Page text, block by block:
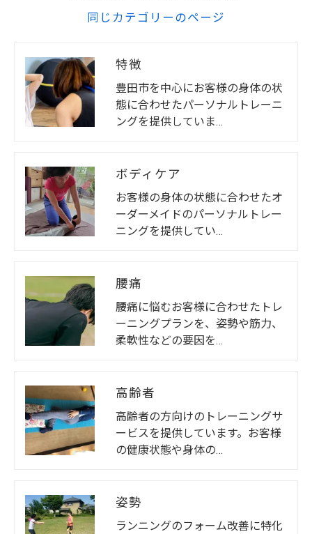
同じカテゴリーのページ
特徴
豊田市を中心にお客様の身体の状
態に合わせたパーソナルトレーニ
ングを提供していま…
ボディケア
お客様の身体の状態に合わせたオ
ーダーメイドのパーソナルトレー
ニングを提供してい…
腰痛
腰痛に悩むお客様に合わせたトレ
ーニングプランを、姿勢や筋力、
柔軟性などの要因を…
高齢者
高齢者の方向けのトレーニングサ
ービスを提供しています。お客様
の健康状態や身体の…
姿勢
ランニングのフォーム改善に特化